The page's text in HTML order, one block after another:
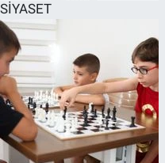
SİYASET